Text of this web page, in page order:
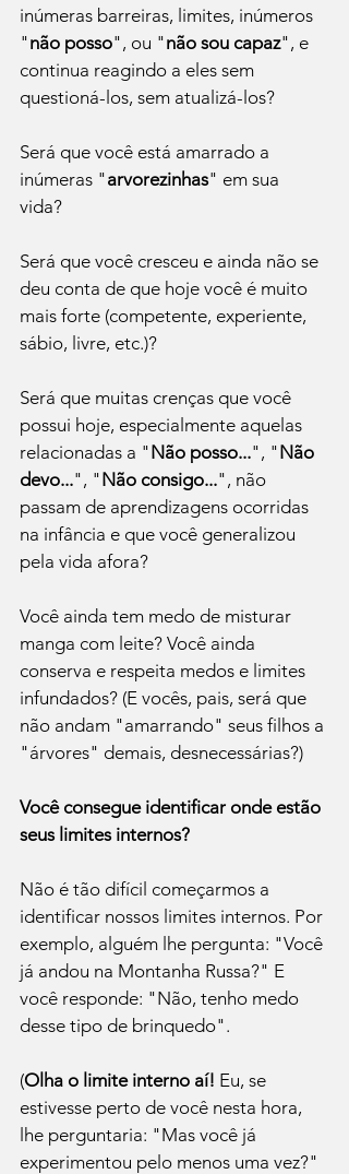
inúmeras barreiras, limites, inúmeros
"não posso", ou "não sou capaz", e
continua reagindo a eles sem
questioná-los, sem atualizá-los?
Será que você está amarrado a
inúmeras "arvorezinhas" em sua
vida?
Será que você cresceu e ainda não se
deu conta de que hoje você é muito
mais forte (competente, experiente,
sábio, livre, etc.)?
Será que muitas crenças que você
possui hoje, especialmente aquelas
relacionadas a "Não posso...", "Não
devo...", "Não consigo...", não
passam de aprendizagens ocorridas
na infância e que você generalizou
pela vida afora?
Você ainda tem medo de misturar
manga com leite? Você ainda
conserva e respeita medos e limites
infundados? (E vocês, pais, será que
não andam "amarrando" seus filhos a
"árvores" demais, desnecessárias?)
Você consegue identificar onde estão
seus limites internos?
Não é tão difícil começarmos a
identificar nossos limites internos. Por
exemplo, alguém lhe pergunta: "Você
já andou na Montanha Russa?" E
você responde: "Não, tenho medo
desse tipo de brinquedo".
(Olha o limite interno aí! Eu, se
estivesse perto de você nesta hora,
lhe perguntaria: "Mas você já
experimentou pelo menos uma vez?"